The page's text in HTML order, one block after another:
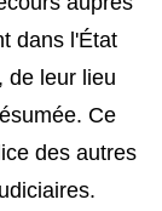
dans l'État
de leur lieu
Ce
des autres